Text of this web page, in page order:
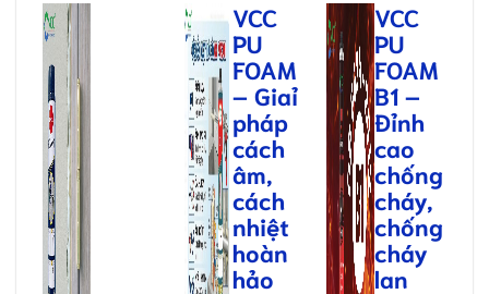
VCC
PU
FOAM
– Giaỉ
pháp
cách
âm,
cách
nhiệt
hoàn
hảo
VCC
PU
FOAM
B1 –
Đỉnh
cao
chống
cháy,
chống
cháy
lan